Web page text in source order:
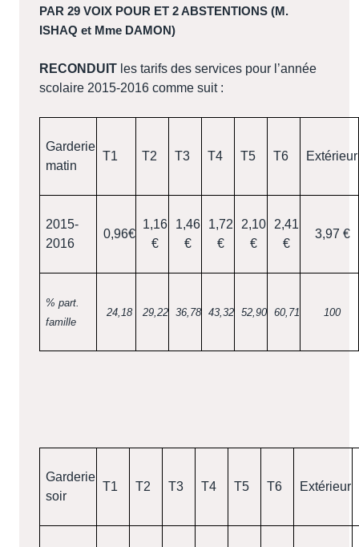
PAR 29 VOIX POUR ET 2 ABSTENTIONS (M.
ISHAQ et Mme DAMON)
RECONDUIT les tarifs des services pour l’année
scolaire 2015-2016 comme suit :
Garderie
matin
T1 T2 T3 T4 T5 T6 Extérieur
2015-
2016
0,96€
1,16
€
1,46
€
1,72
€
2,10
€
2,41
€
3,97 €
% part.
famille
24,18 29,22 36,78 43,32 52,90 60,71 100
Garderie
soir
T1 T2 T3 T4 T5 T6 Extérieur